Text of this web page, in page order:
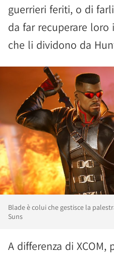
guerrieri feriti, o di
da far recuperare loro
che li dividono da
Blade è colui che gestisce la
Suns
A differenza di